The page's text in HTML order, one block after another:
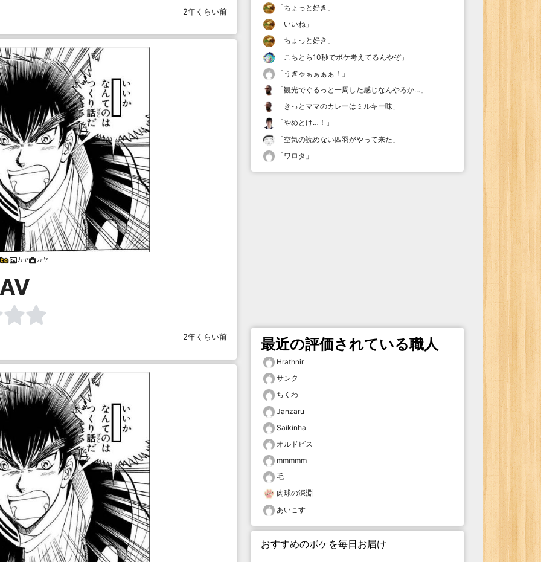
2年くらい前
カヤ カヤ
2年くらい前
「ちょっと好き 」
「いいね 」
「ちょっと好き 」
「 こちとら10秒でボケ考えてるんやぞ」
「 うぎゃぁぁぁぁ！ 」
「観光でぐるっと一周した感じなんやろか… 」
「 きっとママのカレーはミルキー味 」
「やめとけ…！ 」
「空気の読めない四羽がやって来た 」
「ワロタ 」
最近の評価されている職人
Hrathnir
サンク
ちくわ
Janzaru
Saikinha
オルドビス
mmmmm
毛
肉球の深淵
あいこす
おすすめのボケを毎日お届け